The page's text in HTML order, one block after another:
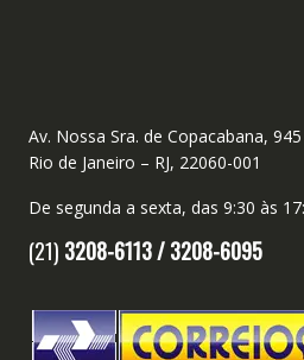
Av. Nossa Sra. de Copacabana,
Rio de Janeiro – RJ, 22060-001
De segunda a sexta, das 9:30 às
(21) 3208-6113 /3208-6095